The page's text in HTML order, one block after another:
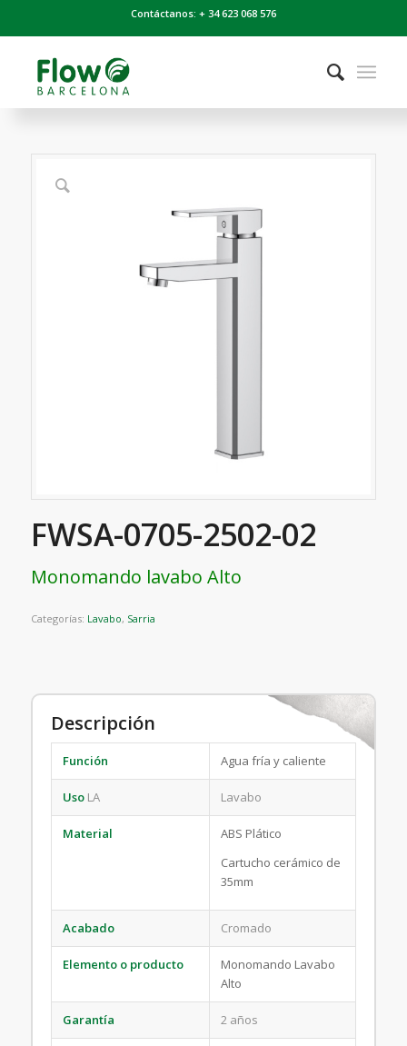
Contáctanos: + 34 623 068 576
FWSA-0705-2502-02
Monomando lavabo Alto
Categorías: Lavabo, Sarria
Descripción
Función Agua fría y caliente
UsoLA Lavabo
Material
ABS Plático
Cartucho cerámico de
35mm
Acabado Cromado
Elemento o producto
Monomando Lavabo
Alto
Garantía 2 años